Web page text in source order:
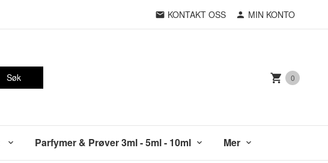
KONTAKT OSS MIN KONTO
Søk 0
Parfymer & Prøver 3ml - 5ml - 10ml Mer